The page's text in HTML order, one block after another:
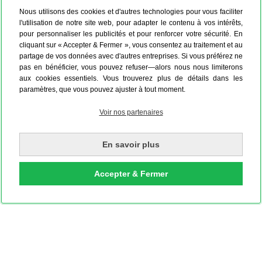
Nous utilisons des cookies et d'autres technologies pour vous faciliter
l'utilisation de notre site web, pour adapter le contenu à vos intérêts,
pour personnaliser les publicités et pour renforcer votre sécurité. En
cliquant sur « Accepter & Fermer », vous consentez au traitement et au
partage de vos données avec d'autres entreprises. Si vous préférez ne
pas en bénéficier, vous pouvez refuser—alors nous nous limiterons
aux cookies essentiels. Vous trouverez plus de détails dans les
paramètres, que vous pouvez ajuster à tout moment.
Voir nos partenaires
En savoir plus
Accepter & Fermer